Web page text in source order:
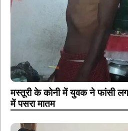
मस्तूरी के कोनी में युवक ने फांसी
में पसरा मातम